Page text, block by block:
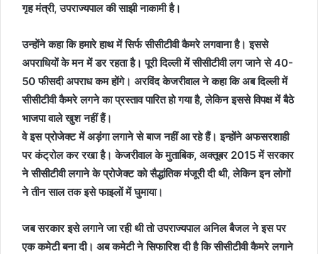
गृह मंत्री, उपराज्यपाल की साझी नाकामी है।
उन्होंने कहा कि हमारे हाथ में सिर्फ सीसीटीवी कैमरे लगवाना है। इससे
अपराधियों के मन में डर रहता है। पूरी दिल्ली में सीसीटीवी लग जाने से 40-
50 फीसदी अपराध कम होंगे। अरविंद केजरीवाल ने कहा कि अब दिल्ली में
सीसीटीवी कैमरे लगने का प्रस्ताव पारित हो गया है, लेकिन इससे विपक्ष में बैठे
भाजपा वाले खुश नहीं हैं।
वे इस प्रोजेक्ट में अड़ंगा लगाने से बाज नहीं आ रहे हैं। इन्होंने अफसरशाही
पर कंट्रोल कर रखा है। केजरीवाल के मुताबिक, अक्तूबर 2015 में सरकार
ने सीसीटीवी लगाने के प्रोजेक्ट को सैद्धांतिक मंजूरी दी थी, लेकिन इन लोगों
ने तीन साल तक इसे फाइलों में घुमाया।
जब सरकार इसे लगाने जा रही थी तो उपराज्यपाल अनिल बैजल ने इस पर
एक कमेटी बना दी। अब कमेटी ने सिफारिश दी है कि सीसीटीवी कैमरे लगाने